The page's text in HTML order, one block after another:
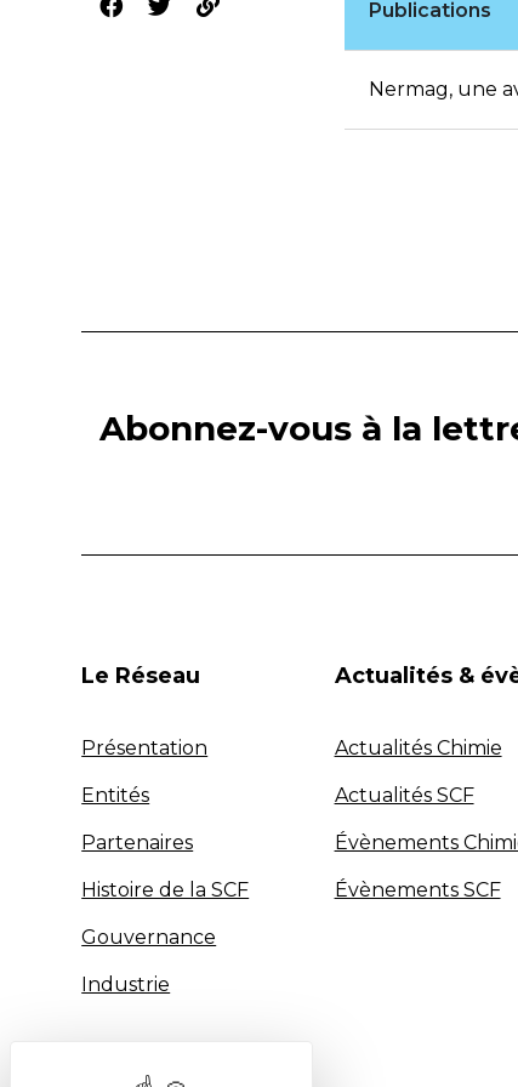
Publications
Nermag, une
Abonnez-vous à la
Le Réseau
Présentation
Entités
Partenaires
Histoire de la SCF
Gouvernance
Industrie
Actualités &
Actualités Chimie
Actualités SCF
Évènements
Évènements SCF